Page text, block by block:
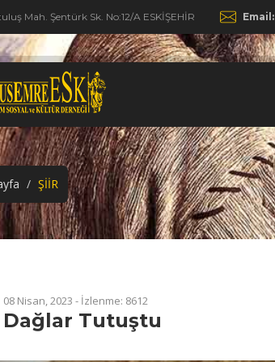
Mah. Şentürk Sk. No:12/A ESKİŞEHİR Email:
ŞİİR
08 Nisan, 2023 - İzlenme: 8612
Dağlar Tutuştu